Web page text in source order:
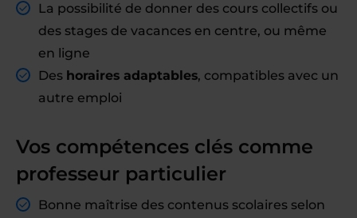
La possibilité de donner des cours collectifs ou
des stages de vacances en centre, ou même
en ligne
Des horaires adaptables, compatibles avec un
autre emploi
Vos compétences clés comme
professeur particulier
Bonne maîtrise des contenus scolaires selon